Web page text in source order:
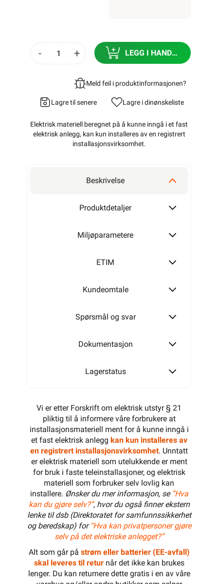
- + LEGG I HANDLEKURV
Meld feil i produktinformasjonen?
Lagre til senere Lagre i dinønskeliste
Elektrisk materiell beregnet på å kunne inngå i et fast
elektrisk anlegg, kan kun installeres av en registrert
installasjonsvirksomhet.
Beskrivelse
Produktdetaljer
Miljøparametere
ETIM
Kundeomtale
Spørsmål og svar
Dokumentasjon
Lagerstatus
Vi er etter Forskrift om elektrisk utstyr § 21
pliktig til å informere våre forbrukere at
installasjonsmateriell ment for å kunne inngå i
et fast elektrisk anlegg kan kun installeres av
en registrert installasjonsvirksomhet. Unntatt
er elektrisk materiell som utelukkende er ment
for bruk i faste teleinstallasjoner, og elektrisk
materiell som forbruker selv lovlig kan
installere. Ønsker du mer informasjon, se ”Hva
kan du gjøre selv?”, hvor du også finner ekstern
lenke til dsb (Direktoratet for samfunnssikkerhet
og beredskap) for “Hva kan privatpersoner gjøre
selv på det elektriske anlegget?”
Alt som går på strøm eller batterier (EE-avfall)
skal leveres til returnår det ikke kan brukes
lenger. Du kan returnere dette gratis i en av våre